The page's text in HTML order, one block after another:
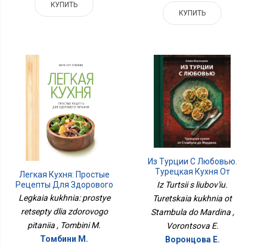
КУПИТЬ
КУПИТЬ
Легкая Кухня: Простые
Рецепты Для Здорового
Питания
Legkaia kukhnia: prostye
retsepty dlia zdorovogo
pitaniia , Tombini M.
Томбини М.
Из Турции С Любовью.
Турецкая Кухня От
Стамбула До Мардина
Iz Turtsii s liubov'iu.
Turetskaia kukhnia ot
Stambula do Mardina ,
Vorontsova E.
Воронцова Е.